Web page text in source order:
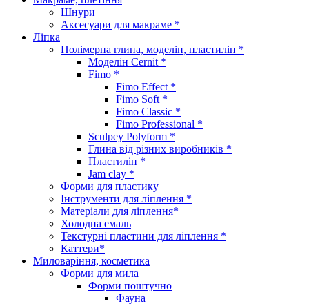
Шнури
Аксесуари для макраме *
Ліпка
Полімерна глина, моделін, пластилін *
Моделін Cernit *
Fimo *
Fimo Effect *
Fimo Soft *
Fimo Classic *
Fimo Professional *
Sculpey Polyform *
Глина від різних виробників *
Пластилін *
Jam clay *
Форми для пластику
Інструменти для ліплення *
Матеріали для ліплення*
Холодна емаль
Текстурні пластини для ліплення *
Каттери*
Миловаріння, косметика
Форми для мила
Форми поштучно
Фауна